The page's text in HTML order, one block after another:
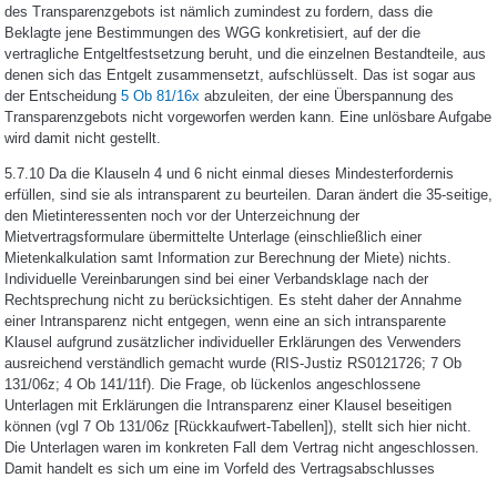
des Transparenzgebots ist nämlich zumindest zu fordern, dass die
Beklagte jene Bestimmungen des WGG konkretisiert, auf der die
vertragliche Entgeltfestsetzung beruht, und die einzelnen Bestandteile, aus
denen sich das Entgelt zusammensetzt, aufschlüsselt. Das ist sogar aus
der Entscheidung 5 Ob 81/16x abzuleiten, der eine Überspannung des
Transparenzgebots nicht vorgeworfen werden kann. Eine unlösbare Aufgabe
wird damit nicht gestellt.
5.7.10 Da die Klauseln 4 und 6 nicht einmal dieses Mindesterfordernis
erfüllen, sind sie als intransparent zu beurteilen. Daran ändert die 35-seitige,
den Mietinteressenten noch vor der Unterzeichnung der
Mietvertragsformulare übermittelte Unterlage (einschließlich einer
Mietenkalkulation samt Information zur Berechnung der Miete) nichts.
Individuelle Vereinbarungen sind bei einer Verbandsklage nach der
Rechtsprechung nicht zu berücksichtigen. Es steht daher der Annahme
einer Intransparenz nicht entgegen, wenn eine an sich intransparente
Klausel aufgrund zusätzlicher individueller Erklärungen des Verwenders
ausreichend verständlich gemacht wurde (RIS-Justiz RS0121726; 7 Ob
131/06z; 4 Ob 141/11f). Die Frage, ob lückenlos angeschlossene
Unterlagen mit Erklärungen die Intransparenz einer Klausel beseitigen
können (vgl 7 Ob 131/06z [Rückkaufwert-Tabellen]), stellt sich hier nicht.
Die Unterlagen waren im konkreten Fall dem Vertrag nicht angeschlossen.
Damit handelt es sich um eine im Vorfeld des Vertragsabschlusses